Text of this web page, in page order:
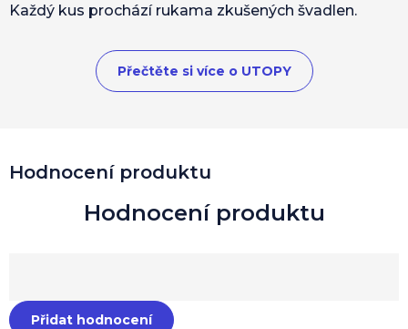
Hodnocení produktu
Přidat hodnocení
Každý kus prochází rukama zkušených švadlen.
Přečtěte si více o UTOPY